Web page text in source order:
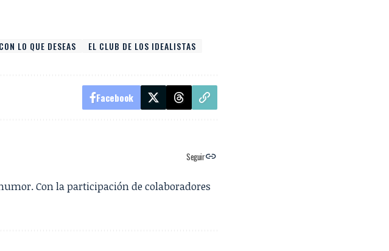
LO QUE DESEAS EL CLUB DE LOS IDEALISTAS
Facebook
Seguir
Con la participación de colaboradores